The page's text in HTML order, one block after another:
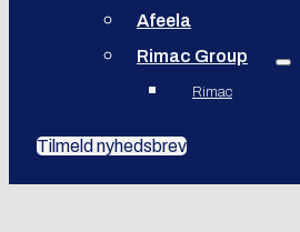
Afeela
Rimac Group
Rimac
Tilmeld nyhedsbrev